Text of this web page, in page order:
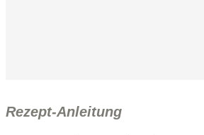
Rezept-Anleitung